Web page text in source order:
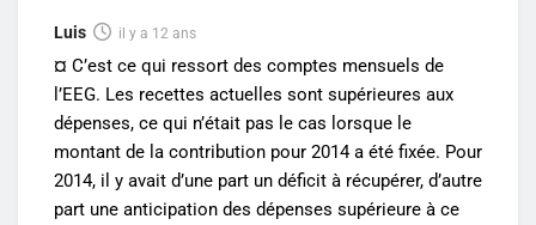
Luis il y a 12 ans
¤ C’est ce qui ressort des comptes mensuels de
l’EEG. Les recettes actuelles sont supérieures aux
dépenses, ce qui n’était pas le cas lorsque le
montant de la contribution pour 2014 a été fixée. Pour
2014, il y avait d’une part un déficit à récupérer, d’autre
part une anticipation des dépenses supérieure à ce